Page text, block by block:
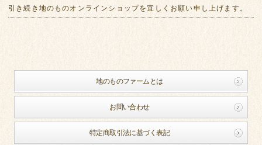
引き続き地のものオンラインショップを宜しくお願い申し上げます。
地のものファームとは
お問い合わせ
特定商取引法に基づく表記